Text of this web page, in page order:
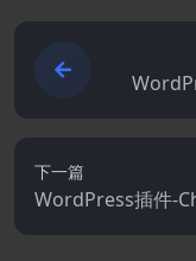
下一篇
WordPress插件-
1–WordPress聊天